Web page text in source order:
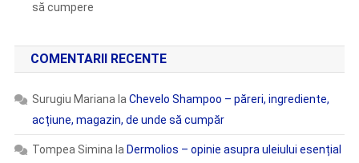
să cumpere
COMENTARII RECENTE
Surugiu Mariana la Chevelo Shampoo – păreri, ingrediente,
acțiune, magazin, de unde să cumpăr
Tompea Simina la Dermolios – opinie asupra uleiului esențial